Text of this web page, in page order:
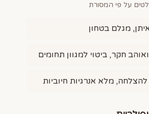
על פי המסורת
מגלם בטחון
חקר, ביטוי למגוון תחומים
מלא אנרגיות חיוביות